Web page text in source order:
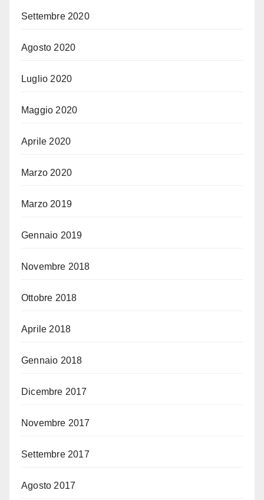
Settembre 2020
Agosto 2020
Luglio 2020
Maggio 2020
Aprile 2020
Marzo 2020
Marzo 2019
Gennaio 2019
Novembre 2018
Ottobre 2018
Aprile 2018
Gennaio 2018
Dicembre 2017
Novembre 2017
Settembre 2017
Agosto 2017